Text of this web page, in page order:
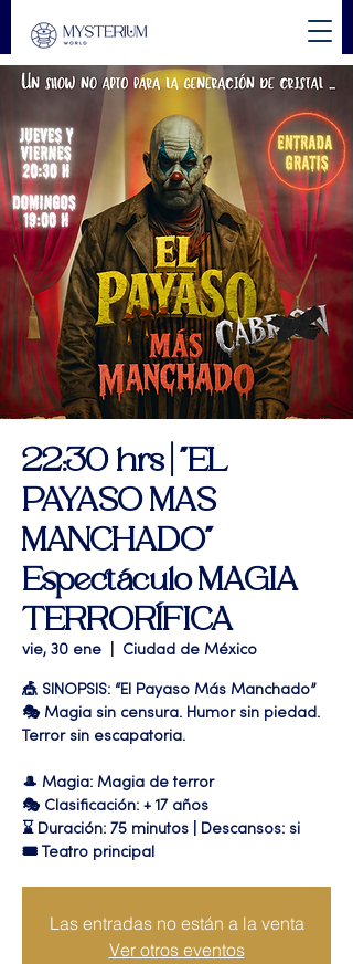
22:30 hrs | "EL
PAYASO MAS
MANCHADO"
Espectáculo MAGIA
TERRORÍFICA
vie, 30 ene Ciudad de México
🎪 SINOPSIS: “El Payaso Más Manchado”
🎭 Magia sin censura. Humor sin piedad.
Terror sin escapatoria.
🎩 Magia: Magia de terror
🎭 Clasificación: + 17 años
⌛ Duración: 75 minutos | Descansos: si
🎟 Teatro principal
Las entradas no están a la venta
Ver otros eventos